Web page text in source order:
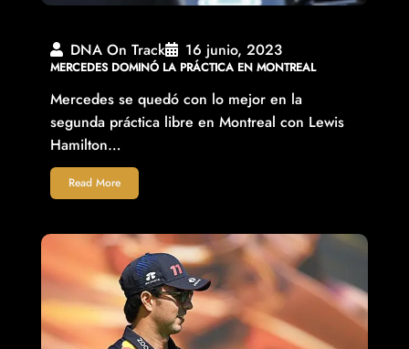
DNA On Track 16 junio, 2023
MERCEDES DOMINÓ LA PRÁCTICA EN MONTREAL
Mercedes se quedó con lo mejor en la
segunda práctica libre en Montreal con Lewis
Hamilton…
Read More